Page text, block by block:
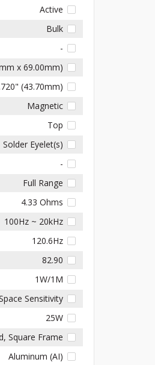
Active
Bulk
-
x 69.00mm)
(43.70mm)
Magnetic
Top
Solder Eyelet(s)
-
Full Range
4.33 Ohms
100Hz ~ 20kHz
120.6Hz
82.90
1W/1M
Sensitivity
25W
Square Frame
Aluminum (AI)